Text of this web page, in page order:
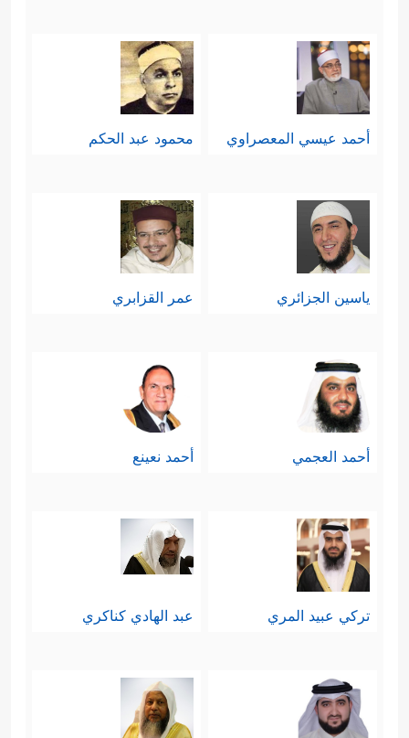
أحمد عيسي المعصراوي محمود عبد الحكم
ياسين الجزائري عمر القزابري
أحمد العجمي أحمد نعينع
تركي عبيد المري عبد الهادي كناكري